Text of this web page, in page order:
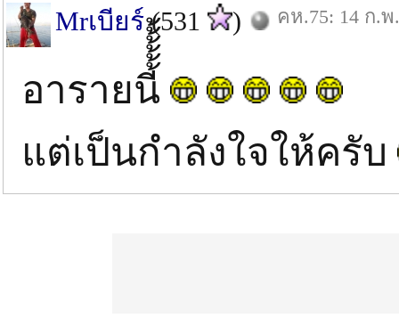
Mrเบียร์(531 ) คห.75: 14 ก.พ
อารายนี้้้้้้
แต่เป็นกำลังใจให้ครับ